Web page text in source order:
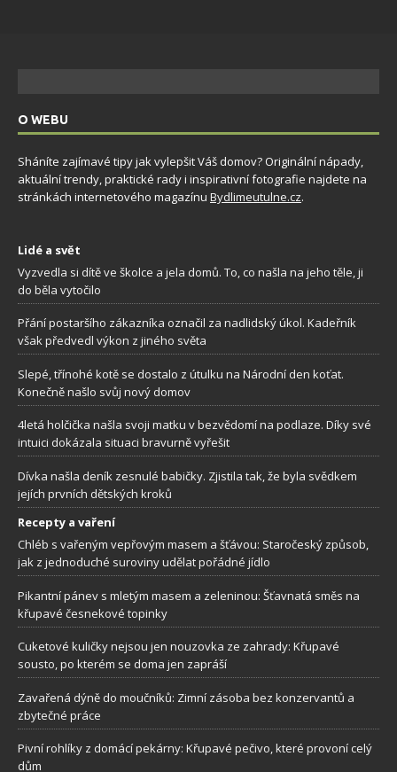
O WEBU
Sháníte zajímavé tipy jak vylepšit Váš domov? Originální nápady,
aktuální trendy, praktické rady i inspirativní fotografie najdete na
stránkách internetového magazínu Bydlimeutulne.cz.
Lidé a svět
Vyzvedla si dítě ve školce a jela domů. To, co našla na jeho těle, ji
do běla vytočilo
Přání postaršího zákazníka označil za nadlidský úkol. Kadeřník
však předvedl výkon z jiného světa
Slepé, třínohé kotě se dostalo z útulku na Národní den koťat.
Konečně našlo svůj nový domov
4letá holčička našla svoji matku v bezvědomí na podlaze. Díky své
intuici dokázala situaci bravurně vyřešit
Dívka našla deník zesnulé babičky. Zjistila tak, že byla svědkem
jejích prvních dětských kroků
Recepty a vaření
Chléb s vařeným vepřovým masem a šťávou: Staročeský způsob,
jak z jednoduché suroviny udělat pořádné jídlo
Pikantní pánev s mletým masem a zeleninou: Šťavnatá směs na
křupavé česnekové topinky
Cuketové kuličky nejsou jen nouzovka ze zahrady: Křupavé
sousto, po kterém se doma jen zapráší
Zavařená dýně do moučníků: Zimní zásoba bez konzervantů a
zbytečné práce
Pivní rohlíky z domácí pekárny: Křupavé pečivo, které provoní celý
dům